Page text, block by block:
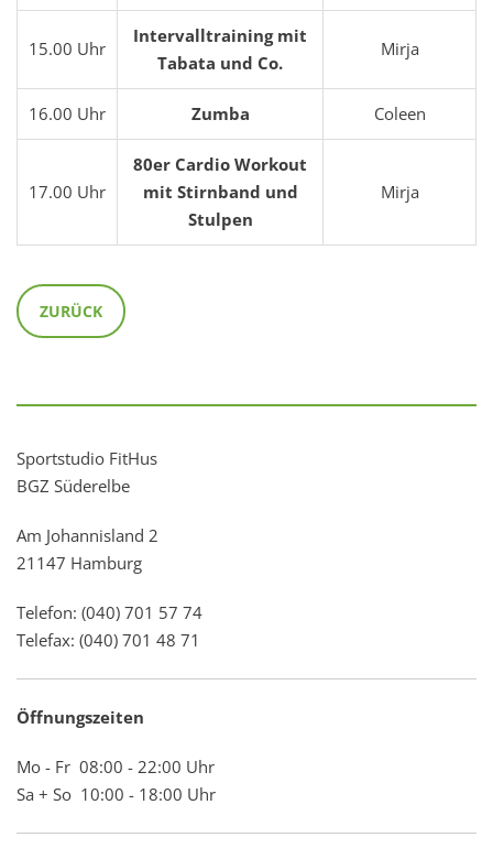
15.00 Uhr
Intervalltraining mit
Tabata und Co.
Mirja
16.00 Uhr Zumba Coleen
17.00 Uhr
80er Cardio Workout
mit Stirnband und
Stulpen
Mirja
ZURÜCK
Sportstudio FitHus
BGZ Süderelbe
Am Johannisland 2
21147 Hamburg
Telefon: (040) 701 57 74
Telefax: (040) 701 48 71
Öffnungszeiten
Mo - Fr 08:00 - 22:00 Uhr
Sa + So 10:00 - 18:00 Uhr